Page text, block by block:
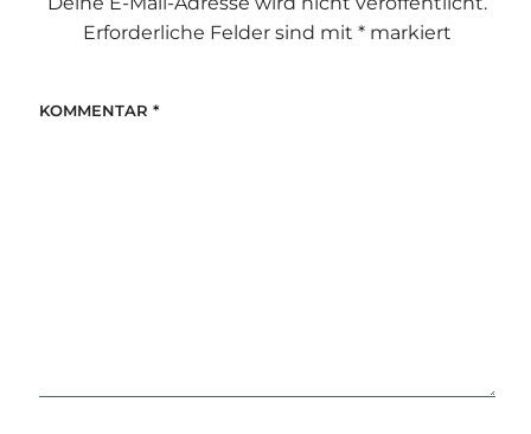
Erforderliche Felder sind mit *markiert
KOMMENTAR *